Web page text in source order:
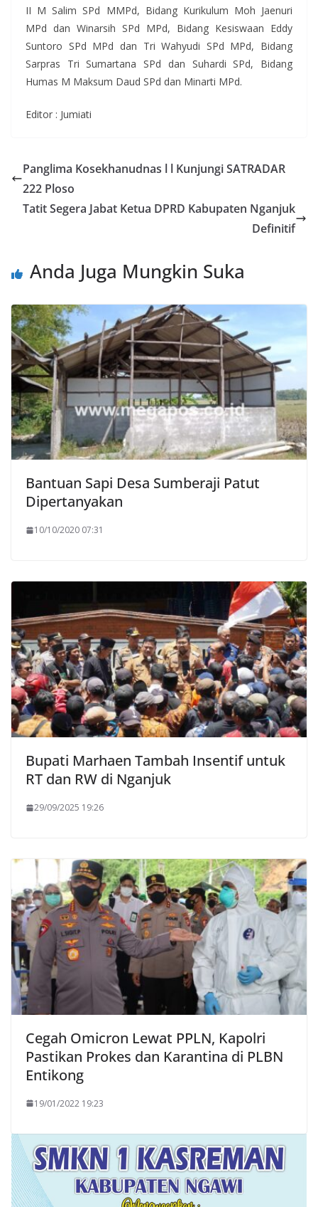
II M Salim SPd MMPd, Bidang Kurikulum Moh Jaenuri
MPd dan Winarsih SPd MPd, Bidang Kesiswaan Eddy
Suntoro SPd MPd dan Tri Wahyudi SPd MPd, Bidang
Sarpras Tri Sumartana SPd dan Suhardi SPd, Bidang
Humas M Maksum Daud SPd dan Minarti MPd.
Editor : Jumiati
Panglima Kosekhanudnas l l Kunjungi SATRADAR
222 Ploso
Tatit Segera Jabat Ketua DPRD Kabupaten Nganjuk
Definitif
Anda Juga Mungkin Suka
Bantuan Sapi Desa Sumberaji Patut
Dipertanyakan
10/10/2020 07:31
Bupati Marhaen Tambah Insentif untuk
RT dan RW di Nganjuk
29/09/2025 19:26
Cegah Omicron Lewat PPLN, Kapolri
Pastikan Prokes dan Karantina di PLBN
Entikong
19/01/2022 19:23